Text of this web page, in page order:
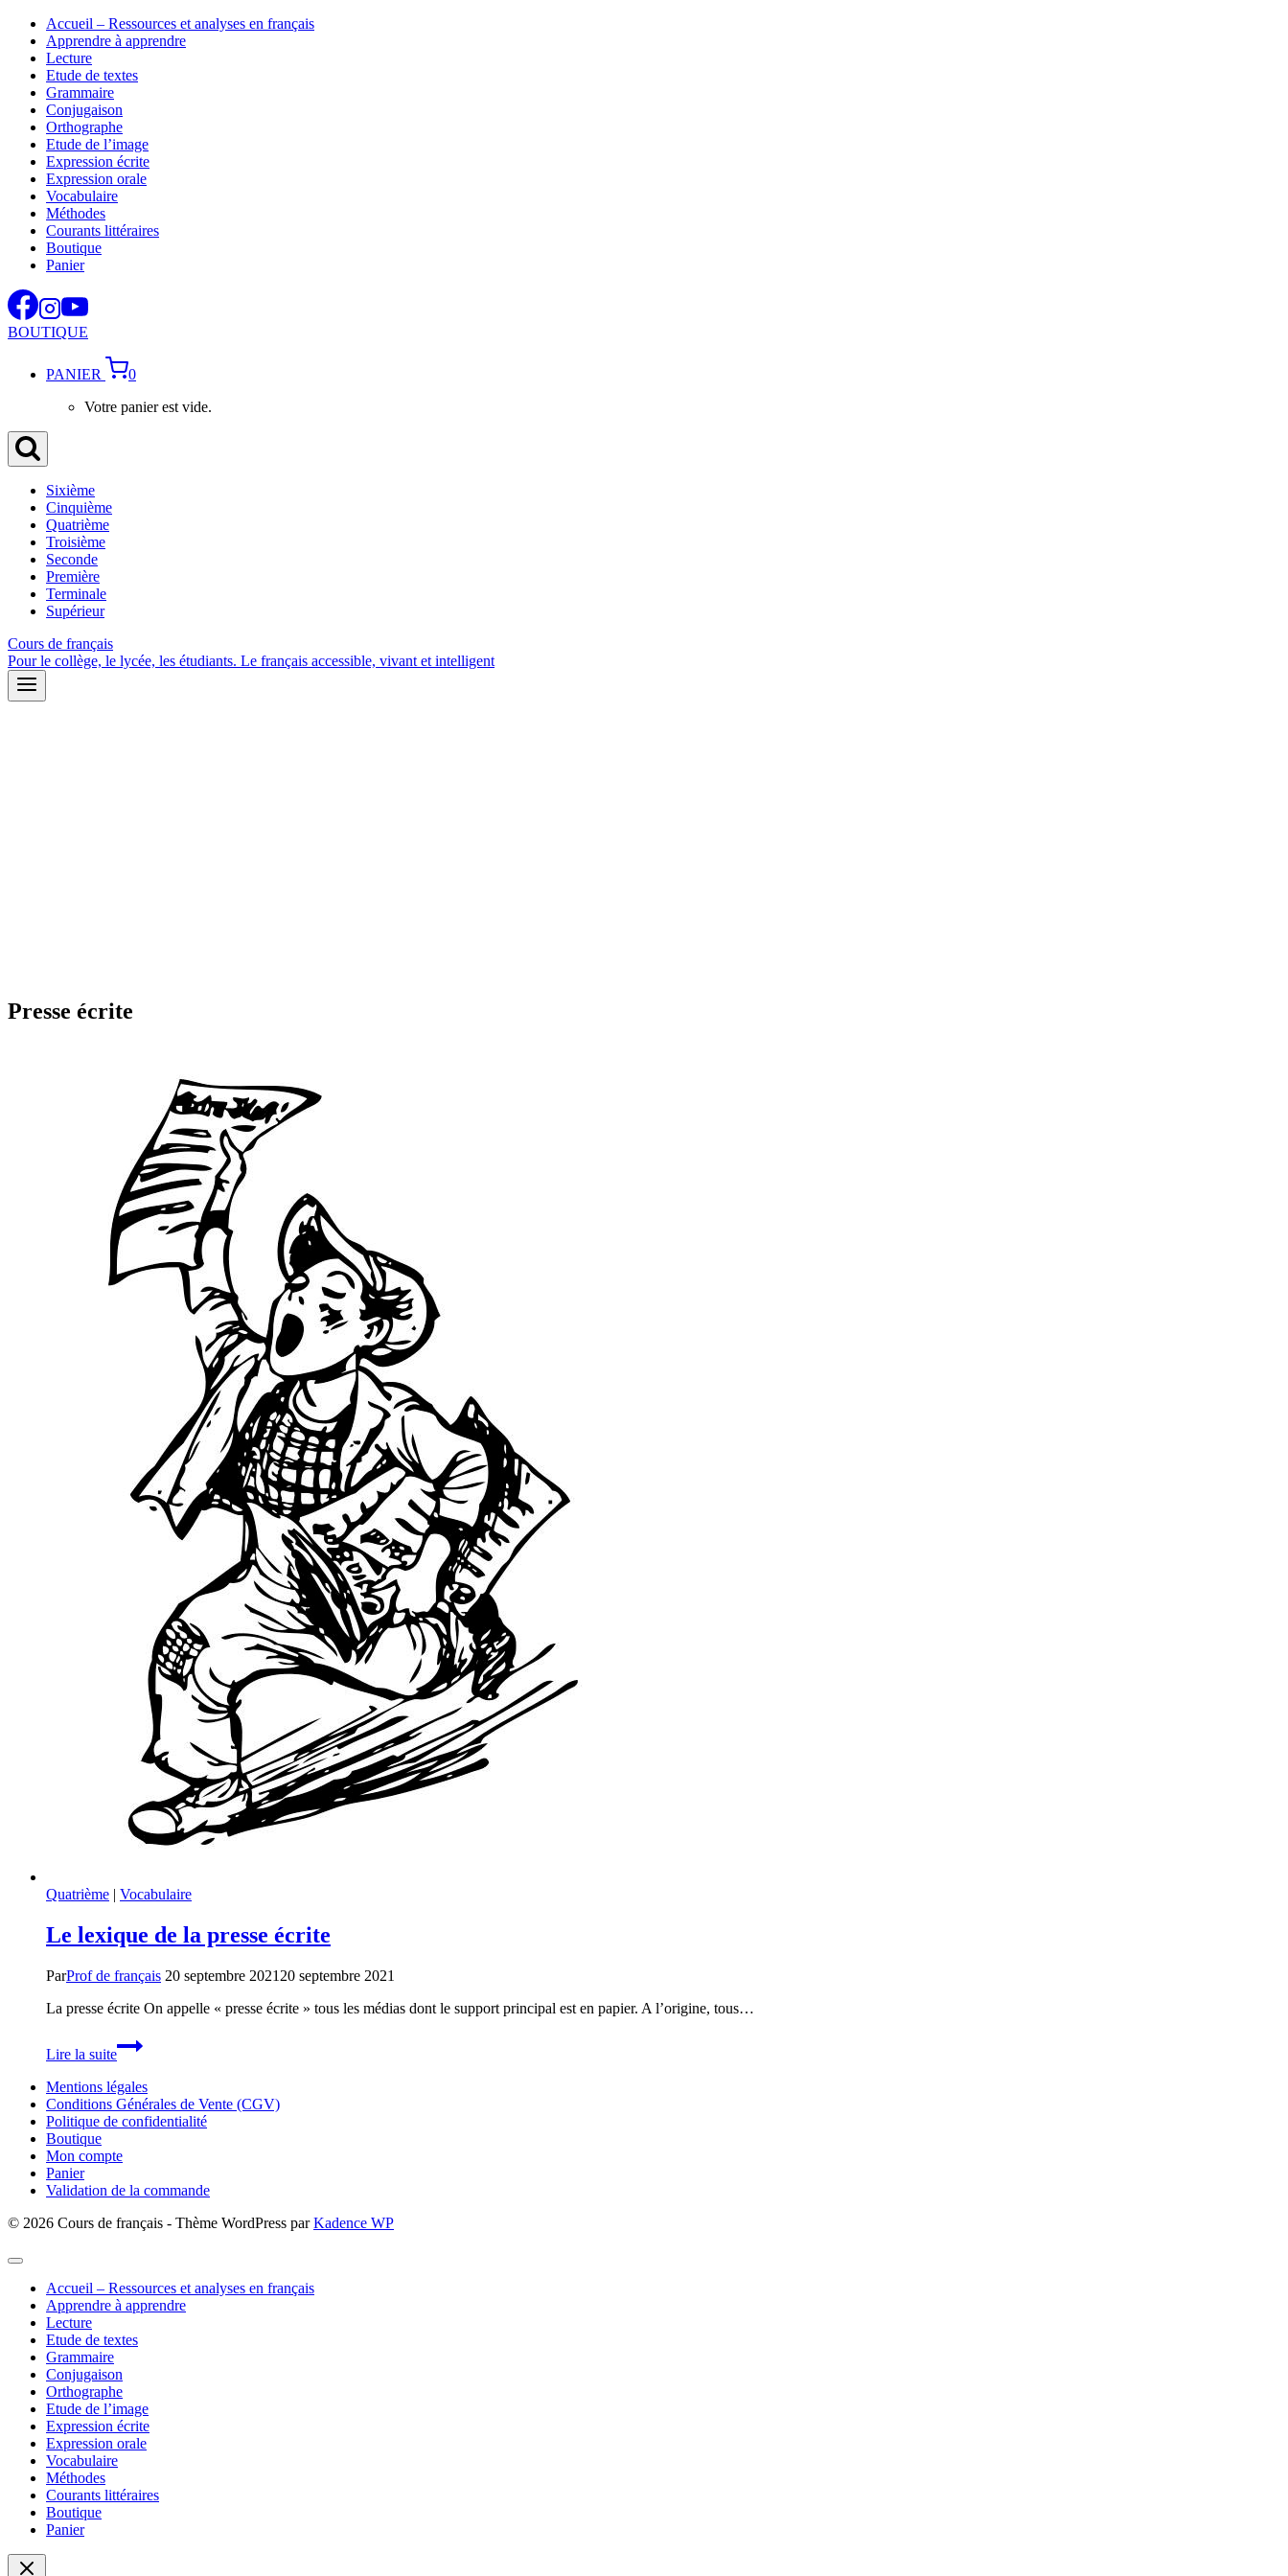
Aller
contenu
Accueil – Ressources et analyses en français
Apprendre à apprendre
Lecture
Etude de textes
Grammaire
Conjugaison
Orthographe
Etude de l’image
Expression écrite
Expression orale
Vocabulaire
Méthodes
Courants littéraires
Boutique
Panier
BOUTIQUE
PANIER
0
Votre panier est vide.
Sixième
Cinquième
Quatrième
Troisième
Seconde
Première
Terminale
Supérieur
Cours de français
Pour le collège, le lycée, les étudiants. Le français accessible, vivant et intelligent
Presse écrite
Quatrième | Vocabulaire
Le lexique de la presse écrite
ParProf de français 20 septembre 2021 20 septembre 2021
La presse écrite On appelle « presse écrite » tous les médias dont le support principal est en papier. A l’origine, tous…
Lire la suitelexique
la
presse
écrite
Mentions légales
Conditions Générales de Vente (CGV)
Politique de confidentialité
Boutique
Mon compte
Panier
Validation de la commande
© 2026 Cours de français - Thème WordPress parKadence WP
Accueil – Ressources et analyses en français
Apprendre à apprendre
Lecture
Etude de textes
Grammaire
Conjugaison
Orthographe
Etude de l’image
Expression écrite
Expression orale
Vocabulaire
Méthodes
Courants littéraires
Boutique
Panier